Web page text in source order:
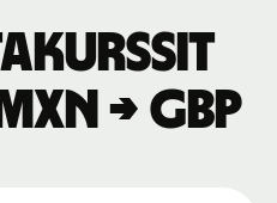
→ GBP